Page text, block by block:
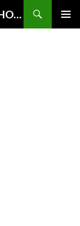
15 ANOS – SERRA DA CANTAREIRA HOJE E COTIDIANO DO BRASIL E DO MUNDO